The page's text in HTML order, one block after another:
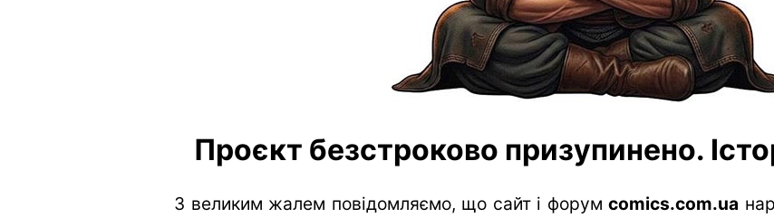
Проєкт безстроково призупинено.
З великим жалем повідомляємо, що сайт і форум comics.com.ua